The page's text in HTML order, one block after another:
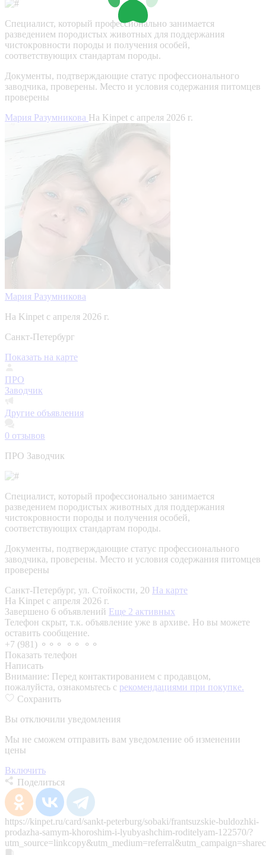
Специалист, который профессионально занимается
разведением породистых животных для поддержания
чистокровности породы и получения особей,
соответствующих стандартам породы.
Документы, подтверждающие статус профессионального
заводчика, проверены. Место и условия содержания питомцев
проверены
Мария Разумникова На Kinpet c апреля 2026 г.
Мария Разумникова
На Kinpet c апреля 2026 г.
Санкт-Петербург
Показать на карте
ПРО
Заводчик
Другие объявления
0 отзывов
ПРО Заводчик
Специалист, который профессионально занимается
разведением породистых животных для поддержания
чистокровности породы и получения особей,
соответствующих стандартам породы.
Документы, подтверждающие статус профессионального
заводчика, проверены. Место и условия содержания питомцев
проверены
Санкт-Петербург, ул. Стойкости, 20 На карте
На Kinpet c апреля 2026 г.
Завершено 6 объявлений Еще 2 активных
Телефон скрыт, т.к. объявление уже в архиве. Но вы можете
оставить сообщение.
+7 (981) ⚬⚬⚬ ⚬⚬ ⚬⚬
Показать телефон
Написать
Внимание: Перед контактированием с продавцом,
пожалуйста, ознакомьтесь с рекомендациями при покупке.
Сохранить
Вы отключили уведомления
Мы не сможем отправить вам уведомление об изменении
цены
Включить
Поделиться
https://kinpet.ru/card/sankt-peterburg/sobaki/frantsuzskie-buldozhki-
prodazha-samym-khoroshim-i-lyubyashchim-roditelyam-122570/?